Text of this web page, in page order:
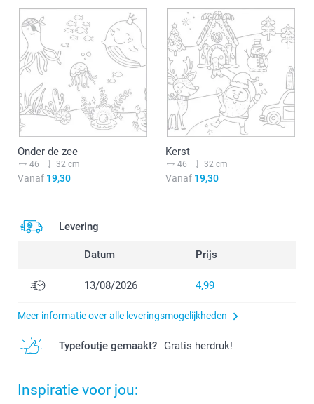
Onder de zee
46 32 cm
Vanaf 19,30
Kerst
46 32 cm
Vanaf19,30
Levering
Datum Prijs
13/08/2026 4,99
Meer informatie over alle leveringsmogelijkheden
Typefoutje gemaakt? Gratis herdruk!
Inspiratie voor jou: